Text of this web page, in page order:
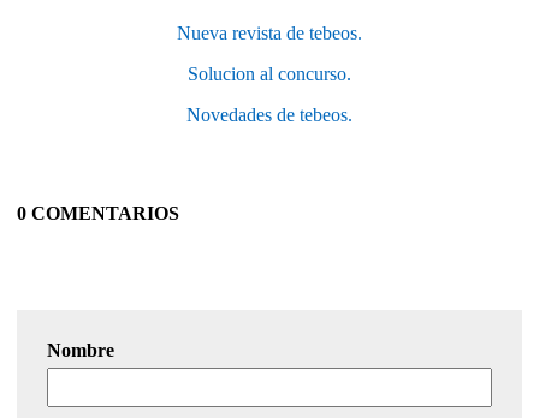
Nueva revista de tebeos.
Solucion al concurso.
Novedades de tebeos.
0 COMENTARIOS
Nombre